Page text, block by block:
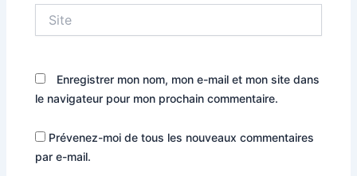
Enregistrer mon nom, mon e-mail et mon site dans
le navigateur pour mon prochain commentaire.
Prévenez-moi de tous les nouveaux commentaires
par e-mail.